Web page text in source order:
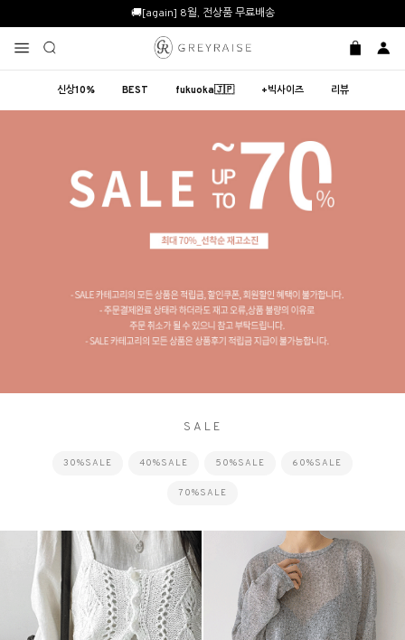
🚚[again] 8월, 전상품 무료배송
신상10% BEST fukuoka🇯🇵 +빅사이즈 리뷰
SALE
30%SALE 40%SALE 50%SALE 60%SALE
70%SALE